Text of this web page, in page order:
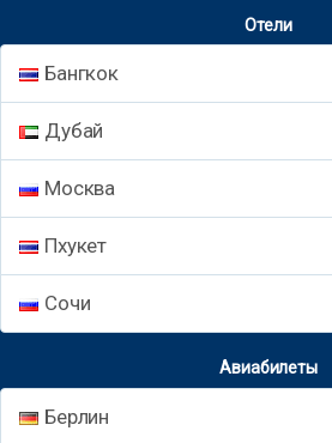
Отели
Бангкок
Дубай
Москва
Пхукет
Сочи
Авиабилеты
Берлин